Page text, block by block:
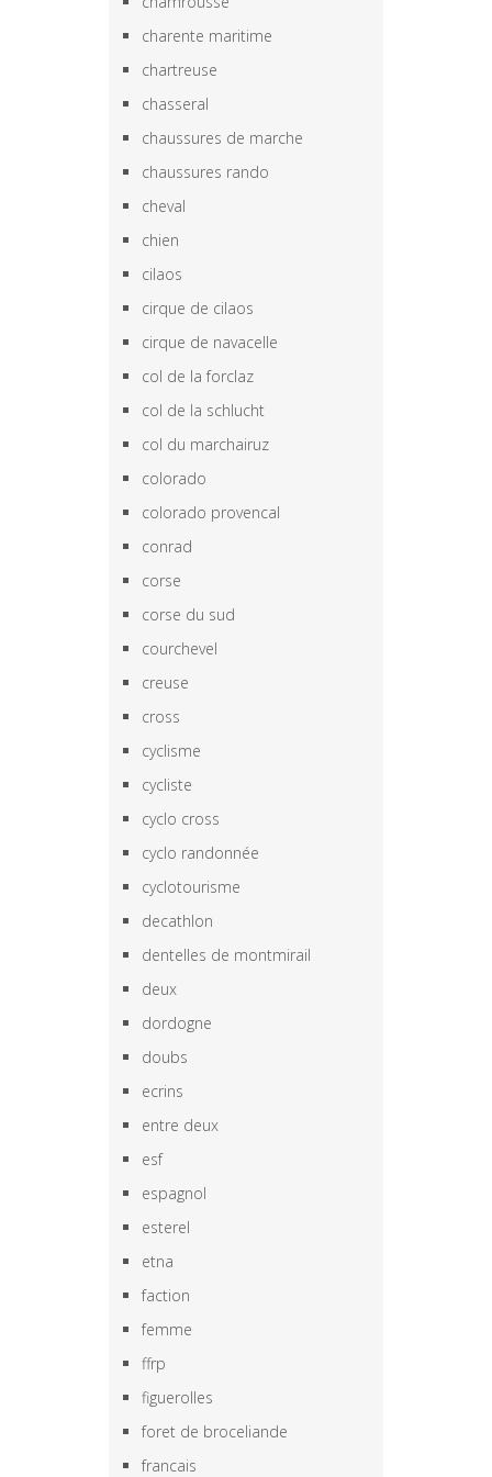
charente maritime
chartreuse
chasseral
chaussures de marche
chaussures rando
cheval
chien
cilaos
cirque de cilaos
cirque de navacelle
col de la forclaz
col de la schlucht
col du marchairuz
colorado
colorado provencal
conrad
corse
corse du sud
courchevel
creuse
cross
cyclisme
cycliste
cyclo cross
cyclo randonnée
cyclotourisme
decathlon
dentelles de montmirail
deux
dordogne
doubs
ecrins
entre deux
esf
espagnol
esterel
etna
faction
femme
ffrp
figuerolles
foret de broceliande
francais